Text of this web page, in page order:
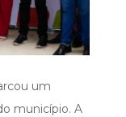
um
município. A